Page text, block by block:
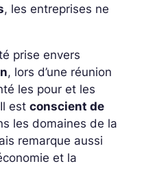
, les entreprises ne
prise envers
, lors d’une réunion
les pour et les
est conscient de
les domaines de la
remarque aussi
et la